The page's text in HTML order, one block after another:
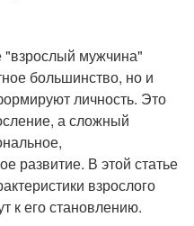
мужчина"
большинство, но и
личность. Это
а сложный
развитие. В этой статье
взрослого
к его становлению.